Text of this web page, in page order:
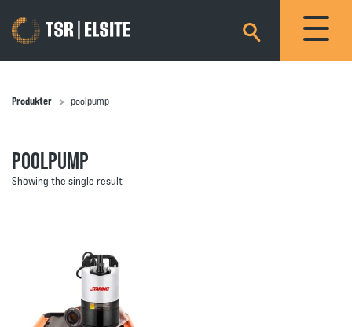
×
Produkter poolpump
POOLPUMP
Showing the single result